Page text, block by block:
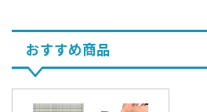
おすすめ商品